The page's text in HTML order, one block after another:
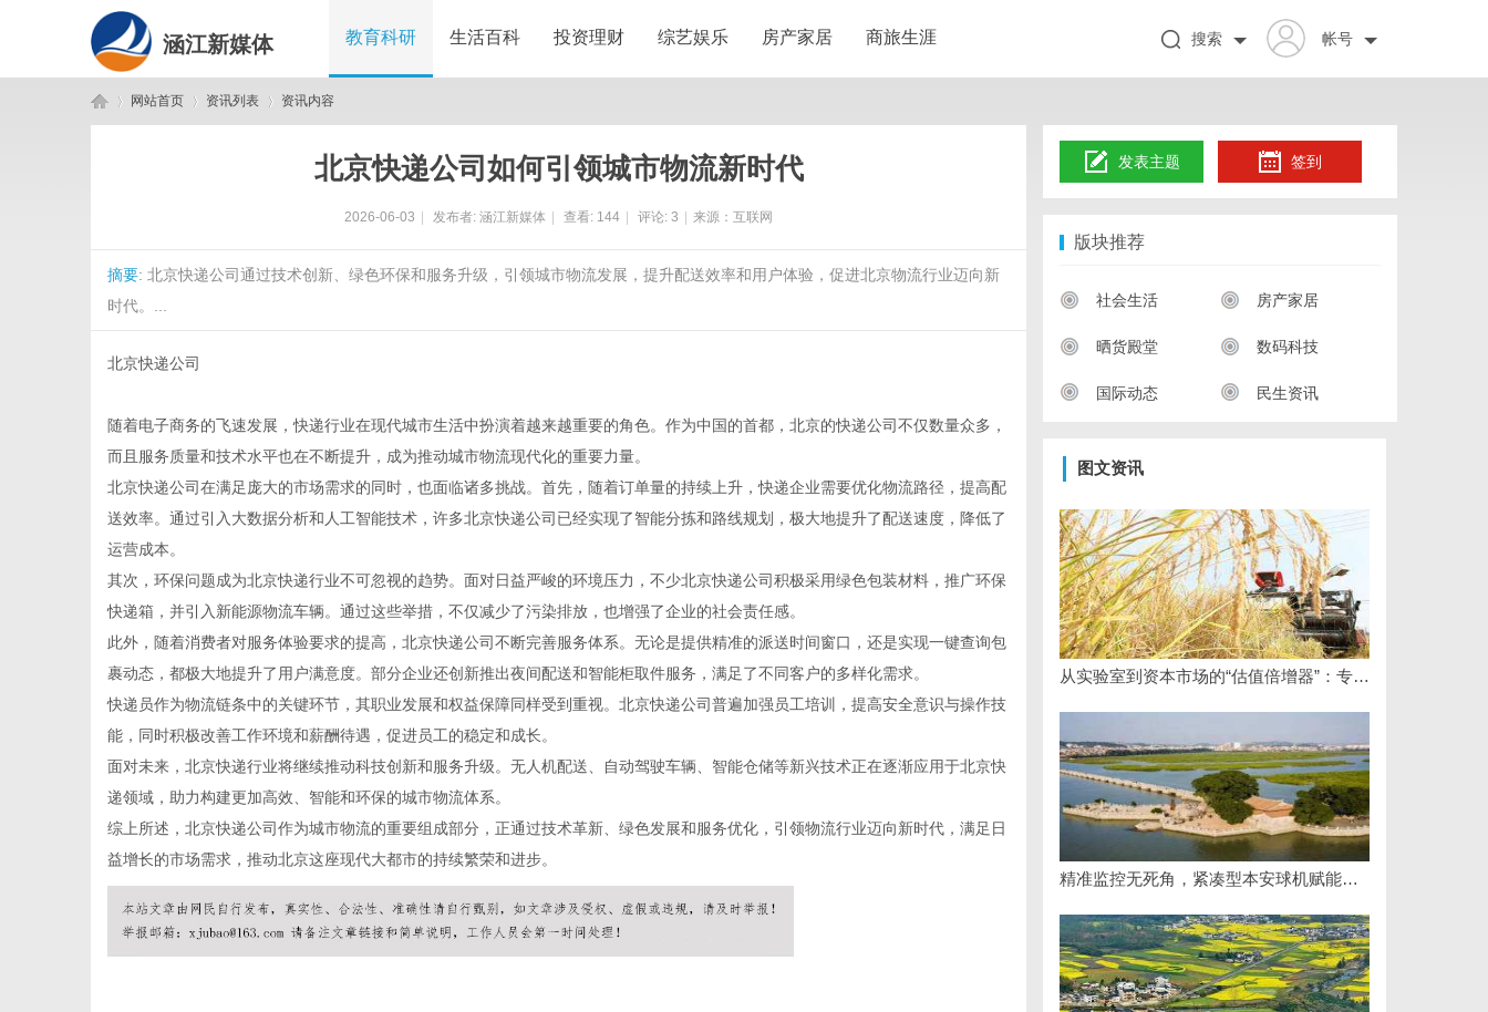
涵江新媒体 教育科研 生活百科 投资理财 综艺娱乐 房产家居 商旅生涯 帐号
搜索
网站首页 资讯列表 资讯内容
北京快递公司如何引领城市物流新时代
2026-06-03 发布者: 涵江新媒体 查看: 144 评论: 3 来源：互联网
摘要: 北京快递公司通过技术创新、绿色环保和服务升级，引领城市物流发展，提升配送效率和用户体验，促进北京物流行业迈向新
时代。...
北京快递公司
随着电子商务的飞速发展，快递行业在现代城市生活中扮演着越来越重要的角色。作为中国的首都，北京的快递公司不仅数量众多，
而且服务质量和技术水平也在不断提升，成为推动城市物流现代化的重要力量。
北京快递公司在满足庞大的市场需求的同时，也面临诸多挑战。首先，随着订单量的持续上升，快递企业需要优化物流路径，提高配
送效率。通过引入大数据分析和人工智能技术，许多北京快递公司已经实现了智能分拣和路线规划，极大地提升了配送速度，降低了
运营成本。
其次，环保问题成为北京快递行业不可忽视的趋势。面对日益严峻的环境压力，不少北京快递公司积极采用绿色包装材料，推广环保
快递箱，并引入新能源物流车辆。通过这些举措，不仅减少了污染排放，也增强了企业的社会责任感。
此外，随着消费者对服务体验要求的提高，北京快递公司不断完善服务体系。无论是提供精准的派送时间窗口，还是实现一键查询包
裹动态，都极大地提升了用户满意度。部分企业还创新推出夜间配送和智能柜取件服务，满足了不同客户的多样化需求。
快递员作为物流链条中的关键环节，其职业发展和权益保障同样受到重视。北京快递公司普遍加强员工培训，提高安全意识与操作技
能，同时积极改善工作环境和薪酬待遇，促进员工的稳定和成长。
面对未来，北京快递行业将继续推动科技创新和服务升级。无人机配送、自动驾驶车辆、智能仓储等新兴技术正在逐渐应用于北京快
递领域，助力构建更加高效、智能和环保的城市物流体系。
综上所述，北京快递公司作为城市物流的重要组成部分，正通过技术革新、绿色发展和服务优化，引领物流行业迈向新时代，满足日
益增长的市场需求，推动北京这座现代大都市的持续繁荣和进步。
发表主题 签到
版块推荐
社会生活 房产家居
晒货殿堂 数码科技
国际动态 民生资讯
图文资讯
从实验室到资本市场的“估值倍增器”：专利律师如何重塑硬科技企业的融资逻辑
精准监控无死角，紧凑型本安球机赋能安全管理